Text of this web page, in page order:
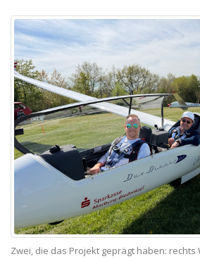
Zwei, die das Projekt geprägt haben: